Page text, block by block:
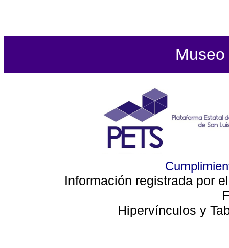
Información registrada por
Hipervínculos y